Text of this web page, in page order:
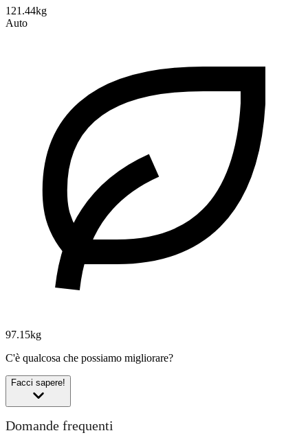
121.44kg
Auto
97.15kg
C'è qualcosa che possiamo migliorare?
Facci sapere!
Domande frequenti